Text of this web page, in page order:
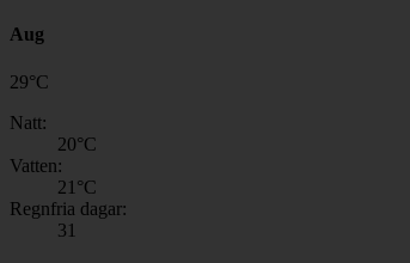
Aug
29°C
Natt:
20°C
Vatten:
21 °C
Regnfria dagar:
31